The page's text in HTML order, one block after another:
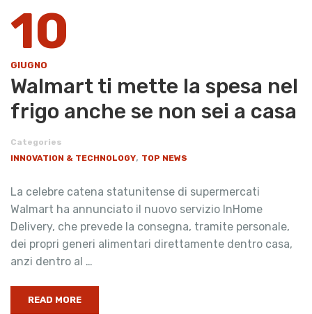
10
GIUGNO
Walmart ti mette la spesa nel
frigo anche se non sei a casa
Categories
INNOVATION & TECHNOLOGY, TOP NEWS
La celebre catena statunitense di supermercati
Walmart ha annunciato il nuovo servizio InHome
Delivery, che prevede la consegna, tramite personale,
dei propri generi alimentari direttamente dentro casa,
anzi dentro al …
READ MORE